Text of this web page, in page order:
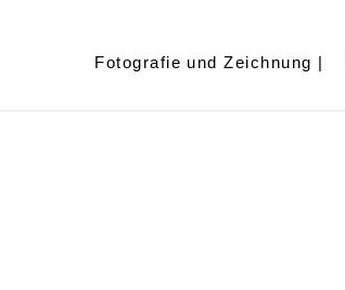
Fotografie und Zeichnung |